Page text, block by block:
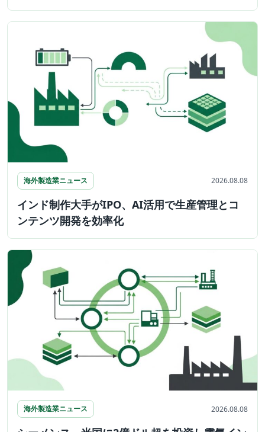
海外製造業ニュース 2026.08.08
インド制作大手がIPO、AI活用で生産管理とコ
ンテンツ開発を効率化
海外製造業ニュース 2026.08.08